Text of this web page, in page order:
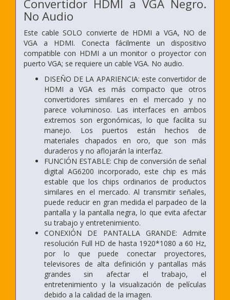
Convertidor HDMI a VGA Negro.
No Audio
Este cable SOLO convierte de HDMI a VGA, NO de
VGA a HDMI. Conecta fácilmente un dispositivo
compatible con HDMI a un monitor o proyector con
puerto VGA; se requiere un cable VGA. No audio.
DISEÑO DE LA APARIENCIA: este convertidor de
HDMI a VGA es más compacto que otros
convertidores similares en el mercado y no
parece voluminoso. Las interfaces en ambos
extremos son ergonómicas, lo que facilita su
manejo. Los puertos están hechos de
materiales chapados en oro, que son más
duraderos y no aflojarán la interfaz.
FUNCIÓN ESTABLE: Chip de conversión de señal
digital AG6200 incorporado, este chip es más
estable que los chips ordinarios de productos
similares en el mercado. Al transmitir señales,
puede reducir en gran medida el parpadeo de la
pantalla y la pantalla negra, lo que evita afectar
su trabajo y entretenimiento.
CONEXIÓN DE PANTALLA GRANDE: Admite
resolución Full HD de hasta 1920*1080 a 60 Hz,
por lo que puede conectar proyectores,
televisores de alta definición y pantallas más
grandes sin afectar el trabajo, el
entretenimiento y la visualización de películas
debido a la calidad de la imagen.